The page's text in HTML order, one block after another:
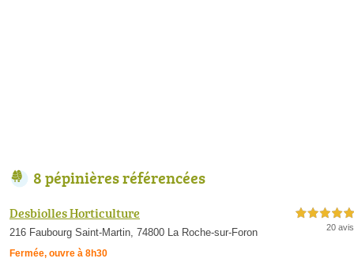
8 pépinières référencées
Desbiolles Horticulture
216 Faubourg Saint-Martin, 74800 La Roche-sur-Foron
Fermée, ouvre à 8h30
5,0 étoiles sur 5
20 avis